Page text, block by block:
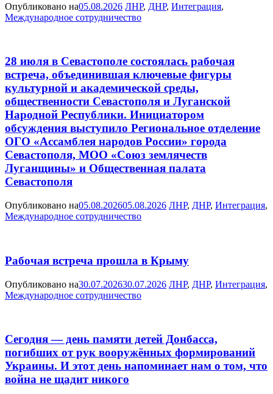
Опубликовано на05.08.2026 ЛНР, ДНР, Интеграция,
Международное сотрудничество
28 июля в Севастополе состоялась рабочая
встреча, объединившая ключевые фигуры
культурной и академической среды,
общественности Севастополя и Луганской
Народной Республики. Инициатором
обсуждения выступило Региональное отделение
ОГО «Ассамблея народов России» города
Севастополя, МОО «Союз землячеств
Луганщины» и Общественная палата
Севастополя
Опубликовано на05.08.202605.08.2026 ЛНР, ДНР, Интеграция,
Международное сотрудничество
Рабочая встреча прошла в Крыму
Опубликовано на30.07.202630.07.2026 ЛНР, ДНР, Интеграция,
Международное сотрудничество
Сегодня — день памяти детей Донбасса,
погибших от рук вооружённых формирований
Украины. И этот день напоминает нам о том, что
война не щадит никого